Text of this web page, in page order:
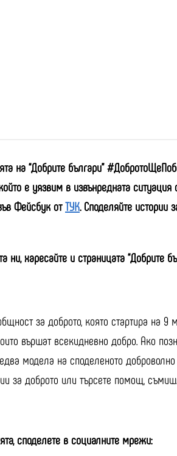
на “Добрите българи”
е уязвим в извънредната
Фейсбук отТУК. Споделяйте
ни, харесайте и страницата “Добрите
за доброто, която стартира на
вършат всекидневно добро. Ако
модела на споделеното
за доброто или търсете помощ,
споделете в социалните мрежи: